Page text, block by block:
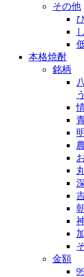
その他
本格焼酎
銘柄
金額